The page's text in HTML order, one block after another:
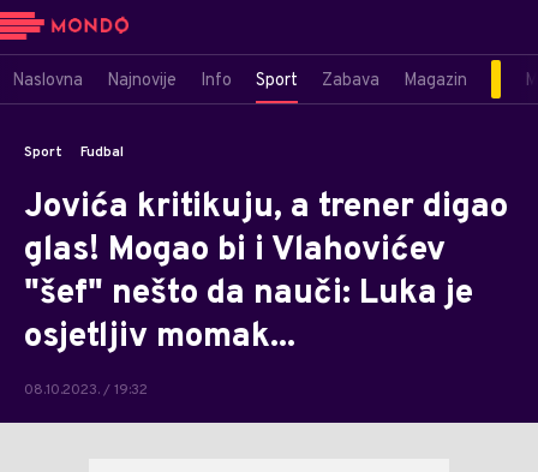
Naslovna Najnovije Info Sport Zabava Magazin
Sport Fudbal
Jovića kritikuju, a trener digao
glas! Mogao bi i Vlahovićev
"šef" nešto da nauči: Luka je
osjetljiv momak...
08.10.2023. / 19:32